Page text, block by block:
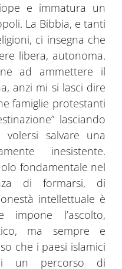
e immatura un
La Bibbia, e tanti
ci insegna che
libera, autonoma.
ad ammettere il
anzi mi si lasci dire
famiglie protestanti
lasciando
salvare una
inesistente.
fondamentale nel
di formarsi, di
intellettuale è
impone l’ascolto,
ma sempre e
che i paesi islamici
un percorso di